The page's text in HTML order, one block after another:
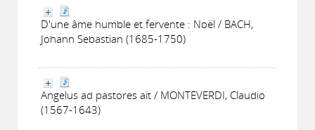
D'une âme humble et fervente : Noël / BACH,
Johann Sebastian (1685-1750)
Angelus ad pastores ait / MONTEVERDI, Claudio
(1567-1643)